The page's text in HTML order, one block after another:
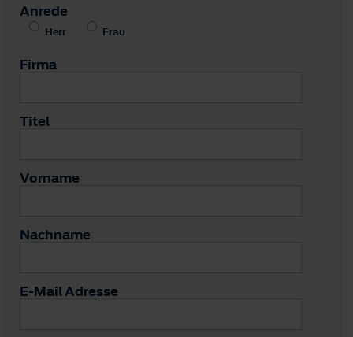
Anrede
Herr Frau
Firma
Titel
Vorname
Nachname
E-Mail Adresse